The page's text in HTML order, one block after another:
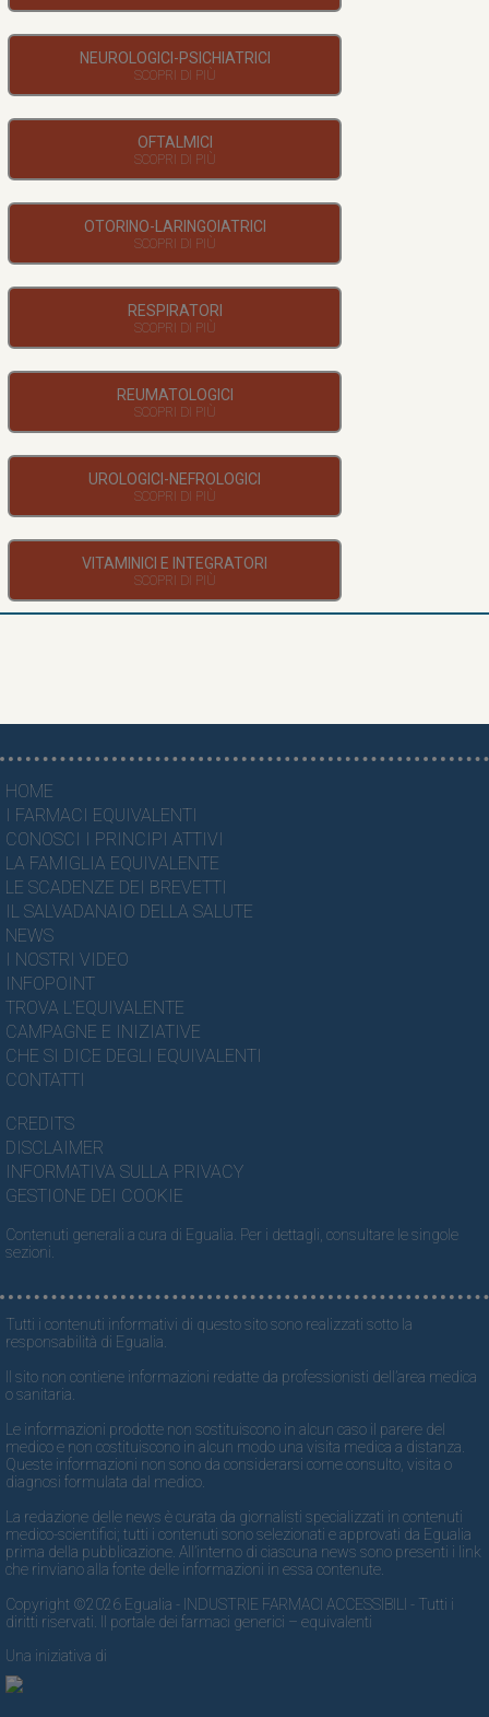
NEUROLOGICI-PSICHIATRICI
OFTALMICI
OTORINO-LARINGOIATRICI
RESPIRATORI
REUMATOLOGICI
UROLOGICI-NEFROLOGICI
VITAMINICI E INTEGRATORI
HOME
I FARMACI EQUIVALENTI
CONOSCI I PRINCIPI ATTIVI
LA FAMIGLIA EQUIVALENTE
LE SCADENZE DEI BREVETTI
IL SALVADANAIO DELLA SALUTE
NEWS
I NOSTRI VIDEO
INFOPOINT
TROVA L'EQUIVALENTE
CAMPAGNE E INIZIATIVE
CHE SI DICE DEGLI EQUIVALENTI
CONTATTI
CREDITS
DISCLAIMER
INFORMATIVA SULLA PRIVACY
GESTIONE DEI COOKIE
Contenuti generali a cura di Egualia. Per i dettagli, consultare le singole
sezioni.
Tutti i contenuti informativi di questo sito sono realizzati sotto la
responsabilità di Egualia.
Il sito non contiene informazioni redatte da professionisti dell’area medica
o sanitaria.
Le informazioni prodotte non sostituiscono in alcun caso il parere del
medico e non costituiscono in alcun modo una visita medica a distanza.
Queste informazioni non sono da considerarsi come consulto, visita o
diagnosi formulata dal medico.
La redazione delle news è curata da giornalisti specializzati in contenuti
medico-scientifici; tutti i contenuti sono selezionati e approvati da Egualia
prima della pubblicazione. All’interno di ciascuna news sono presenti i link
che rinviano alla fonte delle informazioni in essa contenute.
Copyright ©2026 Egualia - INDUSTRIE FARMACI ACCESSIBILI - Tutti i
diritti riservati. Il portale dei farmaci generici – equivalenti
Una iniziativa di